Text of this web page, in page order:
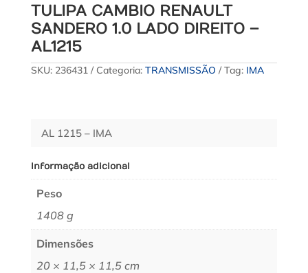
TULIPA CAMBIO RENAULT
SANDERO 1.0 LADO DIREITO –
AL1215
SKU: 236431 Categoria: TRANSMISSÃO Tag: IMA
AL 1215 – IMA
Informação adicional
Peso
1408 g
Dimensões
20 × 11,5 × 11,5 cm